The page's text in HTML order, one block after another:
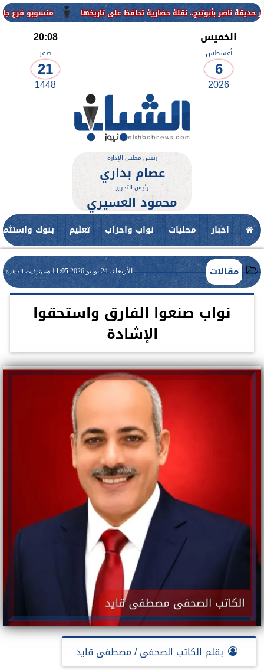
منسوبو فرع جامعة الأزهر
الخميس
أغسطس
6
2026
20:08
صفر
21
1448
رئيس مجلس الإدارة
عصام بداري
رئيس التحرير
محمود العسيري
اخبار محليات نواب واحزاب تعليم بنوك
مقالات الأربعاء، 24 يونيو 2026 11:05 مـ بتوقيت القاهرة
نواب صنعوا الفارق واستحقوا
الإشادة
بقلم الكاتب الصحفى / مصطفى قايد